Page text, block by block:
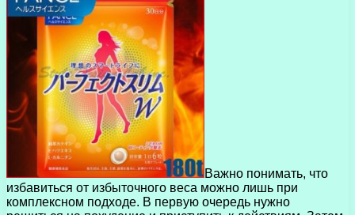
Важно понимать, что
избавиться от избыточного веса можно лишь при
комплексном подходе. В первую очередь нужно